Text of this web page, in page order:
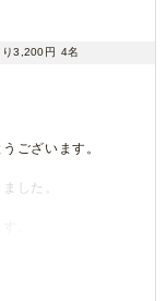
り3,200円 4名
ございます。
した。
。
ます。